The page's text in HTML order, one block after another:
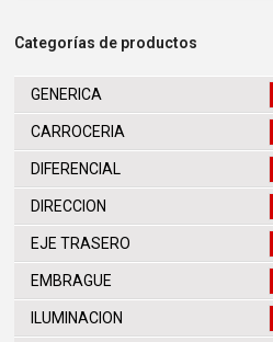
Categorías de productos
GENERICA
CARROCERIA
DIFERENCIAL
DIRECCION
EJE TRASERO
EMBRAGUE
ILUMINACION